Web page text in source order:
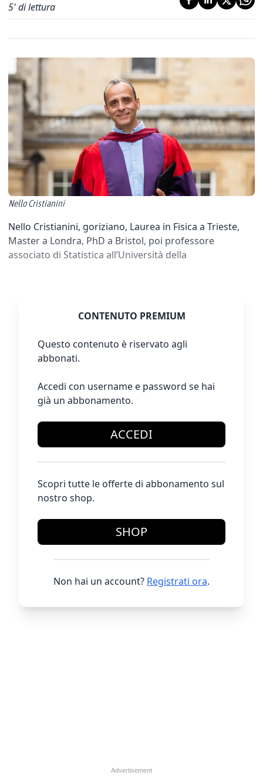
5' di lettura
Nello Cristianini
Nello Cristianini, goriziano, Laurea in Fisica a Trieste,
Master a Londra, PhD a Bristol, poi professore
associato di Statistica all’Università della
CONTENUTO PREMIUM
Questo contenuto è riservato agli
abbonati.
Accedi con username e password se hai
già un abbonamento.
ACCEDI
Scopri tutte le offerte di abbonamento sul
nostro shop.
SHOP
Non hai un account? Registrati ora.